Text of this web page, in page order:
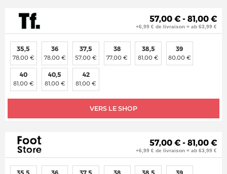
57,00 € - 81,00 €
+6,99 € de livraison = ab 63,99 €
VERS LE SHOP
35,5
78,00 €
36
78,00 €
37,5
57,00 €
38
77,00 €
38,5
81,00 €
39
80,00 €
40
81,00 €
40,5
81,00 €
42
81,00 €
57,00 € - 81,00 €
+6,99 € de livraison = ab 63,99 €